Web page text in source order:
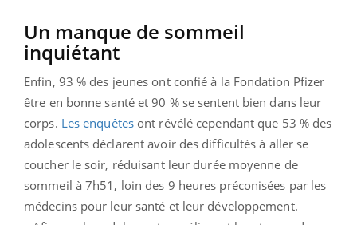
Un manque de sommeil
inquiétant
Enfin, 93 % des jeunes ont confié à la Fondation Pfizer
être en bonne santé et 90 % se sentent bien dans leur
corps. Les enquêtesont révélé cependant que 53 % des
adolescents déclarent avoir des difficultés à aller se
coucher le soir, réduisant leur durée moyenne de
sommeil à 7h51, loin des 9 heures préconisées par les
médecins pour leur santé et leur développement.